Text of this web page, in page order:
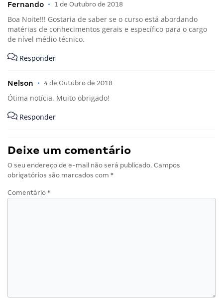
Fernando • 1 de Outubro de 2018
Boa Noite!!! Gostaria de saber se o curso está abordando
matérias de conhecimentos gerais e específico para o cargo
de nível médio técnico.
Responder
Nelson • 4 de Outubro de 2018
Ótima notícia. Muito obrigado!
Responder
Deixe um comentário
O seu endereço de e-mail não será publicado. Campos
obrigatórios são marcados com *
Comentário *